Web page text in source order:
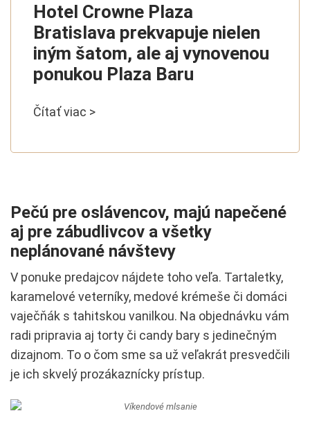
Hotel Crowne Plaza
Bratislava prekvapuje nielen
iným šatom, ale aj vynovenou
ponukou Plaza Baru
Čítať viac >
Pečú pre oslávencov, majú napečené
aj pre zábudlivcov a všetky
neplánované návštevy
V ponuke predajcov nájdete toho veľa. Tartaletky,
karamelové veterníky, medové krémeše či domáci
vaječňák s tahitskou vanilkou. Na objednávku vám
radi pripravia aj torty či candy bary s jedinečným
dizajnom. To o čom sme sa už veľakrát presvedčili
je ich skvelý prozákaznícky prístup.